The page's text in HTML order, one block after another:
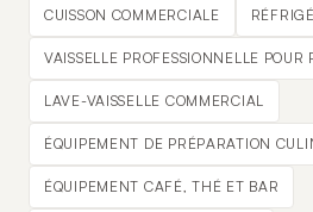
CUISSON COMMERCIALE
VAISSELLE PROFESSIONNELLE POUR
LAVE-VAISSELLE COMMERCIAL
ÉQUIPEMENT DE PRÉPARATION
ÉQUIPEMENT CAFÉ, THÉ ET BAR